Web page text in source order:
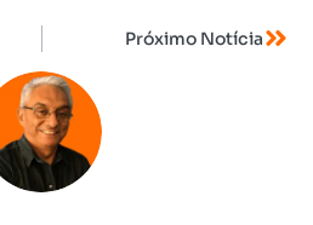
Próximo Notícia